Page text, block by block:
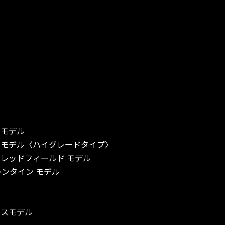
デル
デル〈ハイグレードタイプ〉
ッドフィールド モデル
タイン モデル
モデル